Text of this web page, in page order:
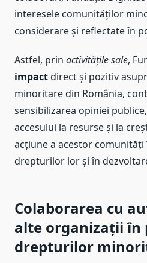
interesele comunităților
considerare și reflectate în
Astfel, prin activitățile sale,
impactdirect și pozitiv
minoritare din România,
sensibilizarea opiniei
accesului la resurse și la
acțiune a acestor
drepturilor lor și în
Colaborarea cu
alte organizații în
drepturilor